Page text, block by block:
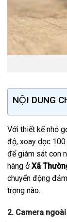
NỘI DUNG
Với thiết kế nhỏ
độ, xoay dọc
để giám sát con
hàng ởXã
chuyển động
trọng nào.
2. Camera